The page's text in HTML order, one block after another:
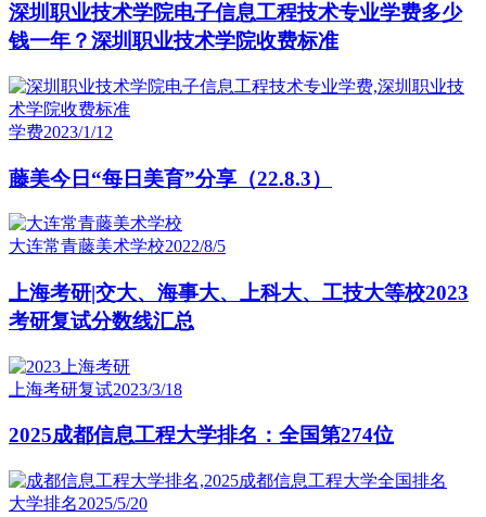
深圳职业技术学院电子信息工程技术专业学费多少
钱一年？深圳职业技术学院收费标准
学费2023/1/12
藤美今日“每日美育”分享（22.8.3）
大连常青藤美术学校2022/8/5
上海考研|交大、海事大、上科大、工技大等校2023
考研复试分数线汇总
上海考研复试2023/3/18
2025成都信息工程大学排名：全国第274位
大学排名2025/5/20